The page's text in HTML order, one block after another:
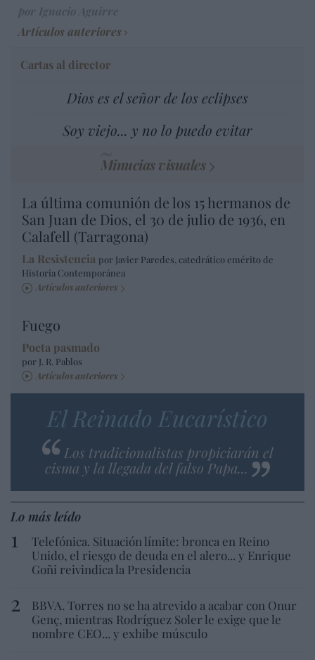
Artículos anteriores
Cartas al director
Dios es el señor de los eclipses
Soy viejo... y no lo puedo evitar
Minucias visuales
La última comunión de los 15 hermanos de
San Juan de Dios, el 30 de julio de 1936, en
Calafell (Tarragona)
La Resistencia por Javier Paredes, catedrático emérito de
Historia Contemporánea
Artículos anteriores
Fuego
Poeta pasmado
por J. R. Pablos
Artículos anteriores
El Reinado Eucarístico
Los tradicionalistas propiciarán el
cisma y la llegada del falso Papa...
Lo más leído
Telefónica. Situación límite: bronca en Reino
Unido, el riesgo de deuda en el alero... y Enrique
Goñi reivindica la Presidencia
BBVA. Torres no se ha atrevido a acabar con Onur
Genç, mientras Rodríguez Soler le exige que le
nombre CEO... y exhibe músculo